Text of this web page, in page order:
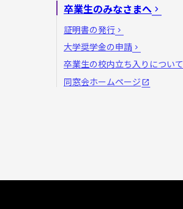
卒業生のみなさまへ
証明書の発行
大学奨学金の申請
卒業生の校内立ち入りについて
同窓会ホームページ